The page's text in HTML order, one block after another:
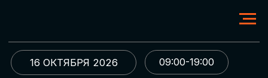
МОСКВА | КЛАСТЕР «ЛОМОНОСОВ»
09:00-19:00
16 ОКТЯБРЯ 2026